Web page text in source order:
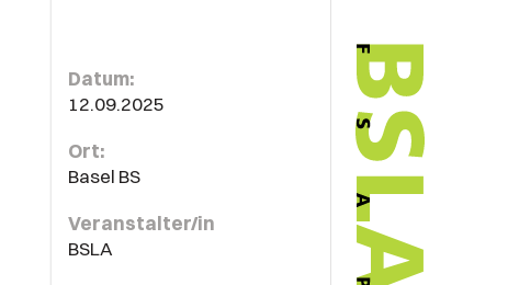
Datum:
12.09.2025
Ort:
Basel BS
Veranstalter/in
BSLA